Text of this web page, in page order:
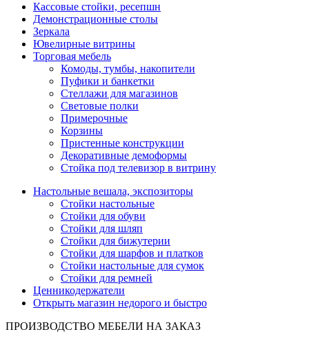
Кассовые стойки, ресепшн
Демонстрационные столы
Зеркала
Ювелирные витрины
Торговая мебель
Комоды, тумбы, накопители
Пуфики и банкетки
Стеллажи для магазинов
Световые полки
Примерочные
Корзины
Пристенные конструкции
Декоративные демоформы
Стойка под телевизор в витрину
Настольные вешала, экспозиторы
Стойки настольные
Стойки для обуви
Стойки для шляп
Стойки для бижутерии
Стойки для шарфов и платков
Стойки настольные для сумок
Стойки для ремней
Ценникодержатели
Открыть магазин недорого и быстро
ПРОИЗВОДСТВО МЕБЕЛИ НА ЗАКАЗ